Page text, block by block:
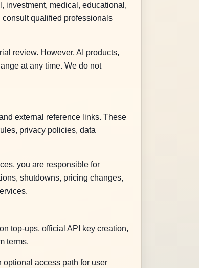
investment, medical, educational,
consult qualified professionals
review. However, AI products,
at any time. We do not
external reference links. These
privacy policies, data
you are responsible for
shutdowns, pricing changes,
top-ups, official API key creation,
terms.
optional access path for user